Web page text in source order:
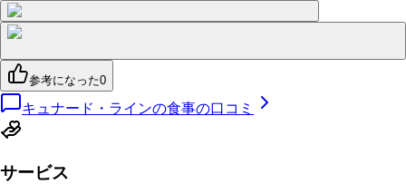
参考になった0
キュナード・ラインの食事の口コミ
サービス